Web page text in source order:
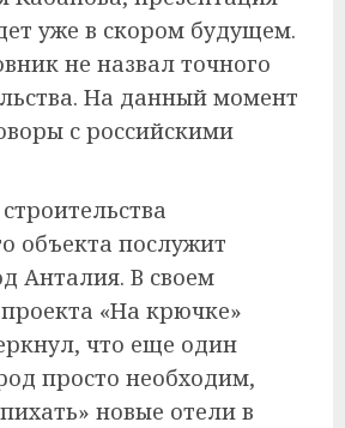
уже в скором будущем.
не назвал точного
На данный момент
с российскими
объекта послужит
Анталия. В своем
«На крючке»
что еще один
просто необходим,
новые отели в